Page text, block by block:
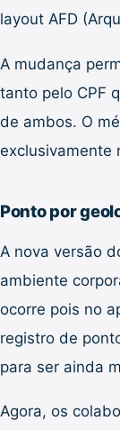
layout AFD
A mudança
tanto pelo CPF
de ambos. O
exclusivamente
Ponto por
A nova versão
ambiente
ocorre pois no
registro de
para ser ainda
Agora, os